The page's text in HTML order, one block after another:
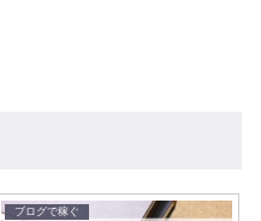
ブログで稼ぐ